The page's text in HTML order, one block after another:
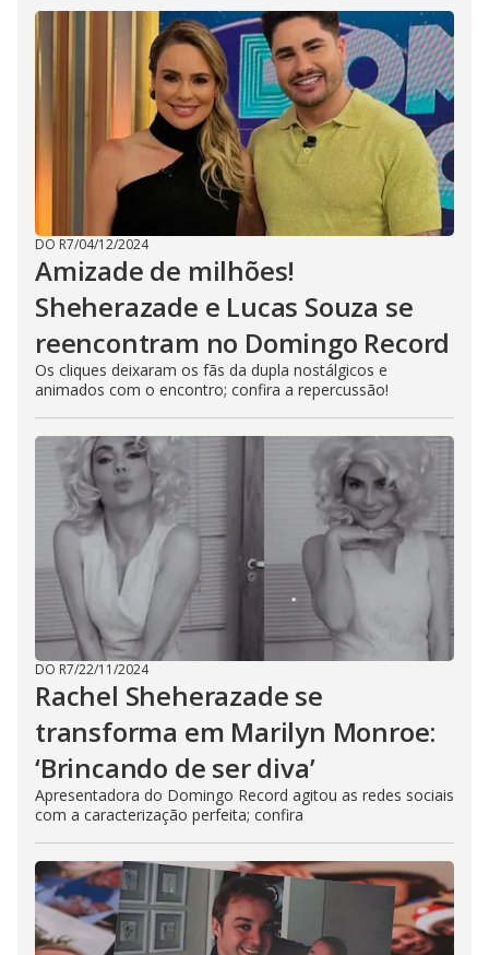
DO R7/04/12/2024
Amizade de milhões!
Sheherazade e Lucas Souza se
reencontram no Domingo Record
Os cliques deixaram os fãs da dupla nostálgicos e
animados com o encontro; confira a repercussão!
DO R7/22/11/2024
Rachel Sheherazade se
transforma em Marilyn Monroe:
‘Brincando de ser diva’
Apresentadora do Domingo Record agitou as redes sociais
com a caracterização perfeita; confira